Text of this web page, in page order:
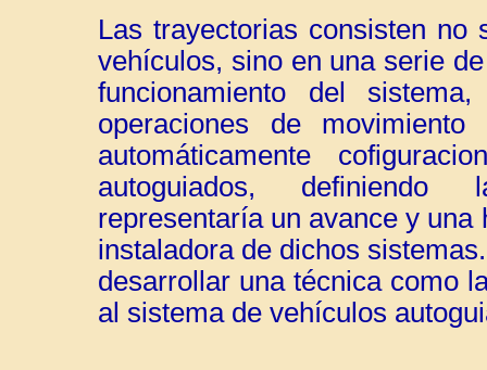
Las trayectorias consisten
vehículos, sino en una serie
funcionamiento del
operaciones de
automáticamente
autoguiados, definiendo
representaría un avance y
instaladora de dichos
desarrollar una técnica como
al sistema de vehículos